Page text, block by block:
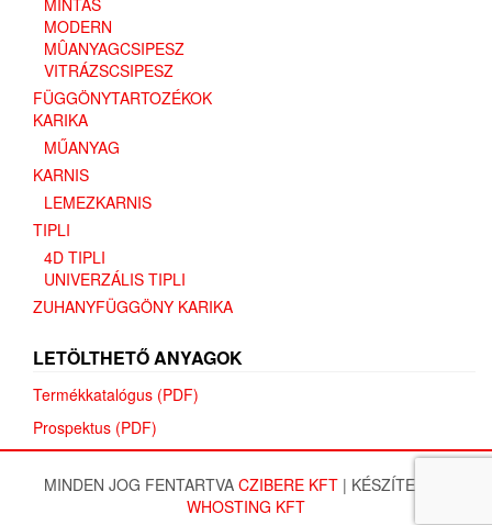
MODERN
MÛANYAGCSIPESZ
VITRÁZSCSIPESZ
FÜGGÖNYTARTOZÉKOK
KARIKA
MŰANYAG
KARNIS
LEMEZKARNIS
TIPLI
4D TIPLI
UNIVERZÁLIS TIPLI
ZUHANYFÜGGÖNY KARIKA
LETÖLTHETŐ ANYAGOK
Termékkatalógus (PDF)
Prospektus (PDF)
MINDEN JOG FENTARTVA CZIBERE KFT | KÉSZÍTETTE:
WHOSTING KFT